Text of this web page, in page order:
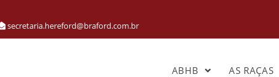
secretaria.hereford@braford.com.br
ABHB AS RAÇAS